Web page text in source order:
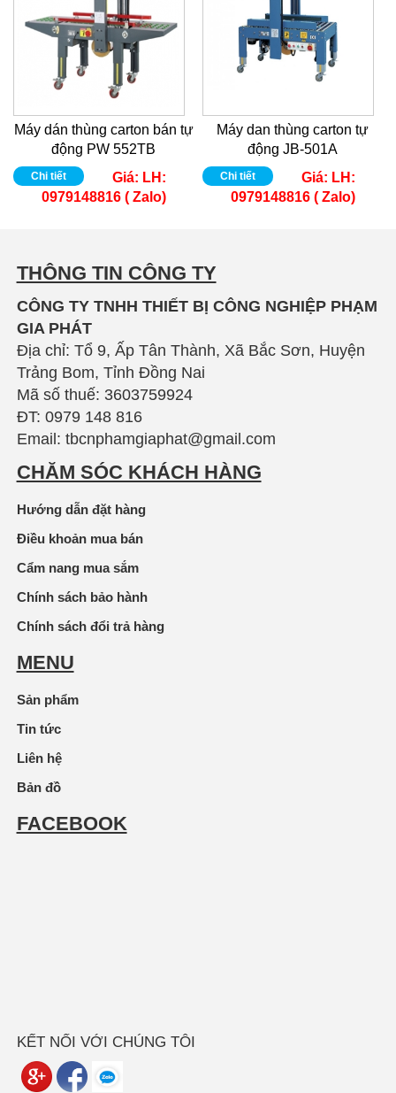
Máy dán thùng carton bán tự
động PW 552TB
Chi tiết Giá: LH:
0979148816 ( Zalo)
Máy dan thùng carton tự
động JB-501A
Chi tiết Giá: LH:
0979148816 ( Zalo)
THÔNG TIN CÔNG TY
CÔNG TY TNHH THIẾT BỊ CÔNG NGHIỆP PHẠM
GIA PHÁT
Địa chỉ: Tổ 9, Ấp Tân Thành, Xã Bắc Sơn, Huyện
Trảng Bom, Tỉnh Đồng Nai
Mã số thuế: 3603759924
ĐT: 0979 148 816
Email: tbcnphamgiaphat@gmail.com
CHĂM SÓC KHÁCH HÀNG
Hướng dẫn đặt hàng
Điều khoản mua bán
Cẩm nang mua sắm
Chính sách bảo hành
Chính sách đổi trả hàng
MENU
Sản phẩm
Tin tức
Liên hệ
Bản đồ
FACEBOOK
KẾT NỐI VỚI CHÚNG TÔI